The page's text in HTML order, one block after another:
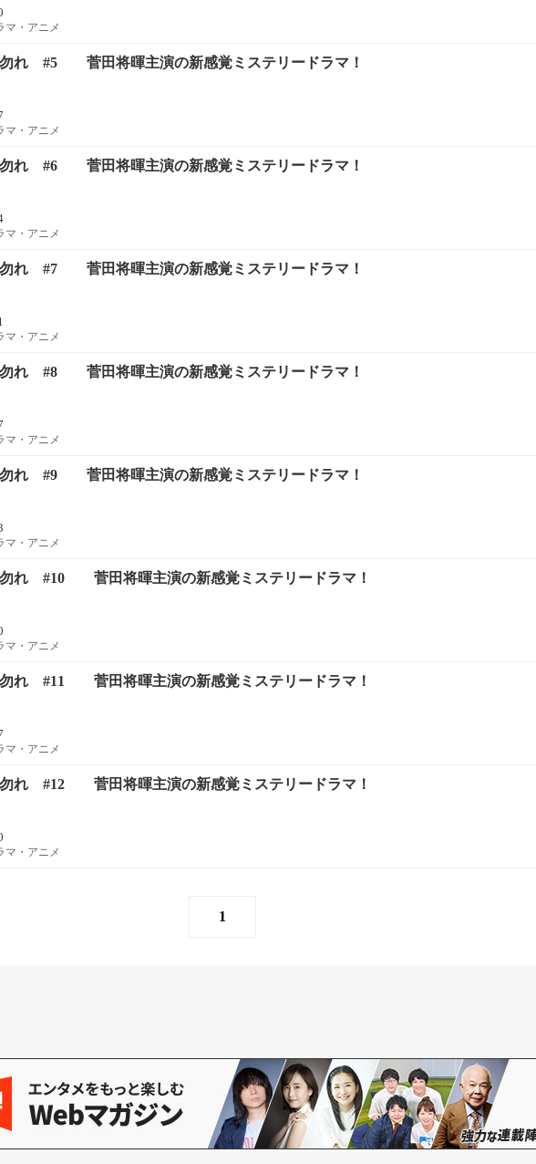
・アニメ
勿れ #5 菅田将暉主演の新感覚ミステリードラマ！
・アニメ
勿れ #6 菅田将暉主演の新感覚ミステリードラマ！
・アニメ
勿れ #7 菅田将暉主演の新感覚ミステリードラマ！
・アニメ
勿れ #8 菅田将暉主演の新感覚ミステリードラマ！
・アニメ
勿れ #9 菅田将暉主演の新感覚ミステリードラマ！
・アニメ
勿れ #10 菅田将暉主演の新感覚ミステリードラマ！
・アニメ
勿れ #11 菅田将暉主演の新感覚ミステリードラマ！
・アニメ
勿れ #12 菅田将暉主演の新感覚ミステリードラマ！
・アニメ
1